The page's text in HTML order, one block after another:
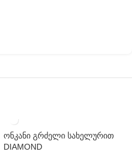
ონკანი გრძელი სახელურით
DIAMOND